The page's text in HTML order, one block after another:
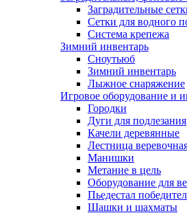
Заградительные
Сетки для водного
Система крепежа
Зимний инвентарь
Сноутьюб
Зимний инвентарь
Лыжное снаряжение
Игровое оборудование и
Городки
Дуги для подлезания
Качели деревянные
Лестница
Манишки
Метание в цель
Оборудование для
Пьедестал
Шашки и шахматы